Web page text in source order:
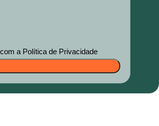
a Política de Privacidade